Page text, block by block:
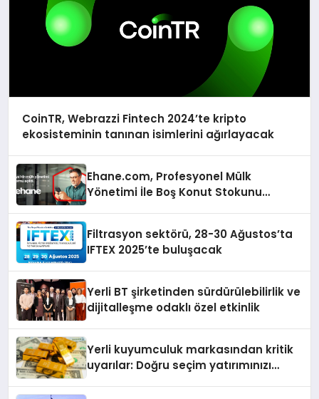
CoinTR, Webrazzi Fintech 2024’te kripto
ekosisteminin tanınan isimlerini ağırlayacak
Ehane.com, Profesyonel Mülk
Yönetimi İle Boş Konut Stokunu
Filtrasyon sektörü, 28-30 Ağustos’ta
IFTEX 2025’te buluşacak
Yerli BT şirketinden sürdürülebilirlik ve
dijitalleşme odaklı özel etkinlik
Yerli kuyumculuk markasından kritik
uyarılar: Doğru seçim yatırımınızı